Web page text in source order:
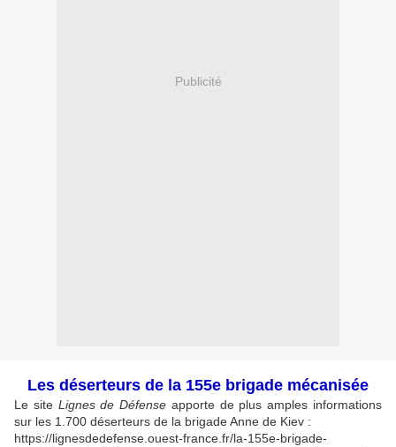
Publicité
Les déserteurs de la 155e brigade mécanisée
Le site Lignes de Défense apporte de plus amples informations
sur les 1.700 déserteurs de la brigade Anne de Kiev :
https://lignesdedefense.ouest-france.fr/la-155e-brigade-